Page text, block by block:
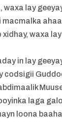
lay
waxa
in lay
codsigii
laga
loona